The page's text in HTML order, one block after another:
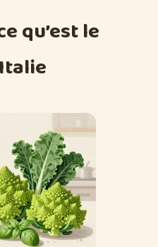
qu’est le